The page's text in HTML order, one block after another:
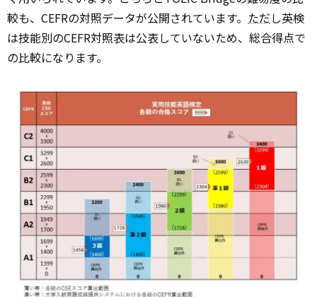
較も、CEFRの対照データが公開されています。 ただし英検
は技能別のCEFR対照表は公表していないため、総合得点で
の比較になります。